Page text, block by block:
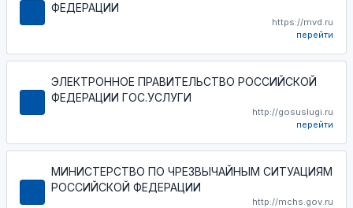
ФЕДЕРАЦИИ
https://mvd.ru
перейти
ЭЛЕКТРОННОЕ ПРАВИТЕЛЬСТВО РОССИЙСКОЙ
ФЕДЕРАЦИИ ГОС.УСЛУГИ
http://gosuslugi.ru
перейти
МИНИСТЕРСТВО ПО ЧРЕЗВЫЧАЙНЫМ СИТУАЦИЯМ
РОССИЙСКОЙ ФЕДЕРАЦИИ
http://mchs.gov.ru